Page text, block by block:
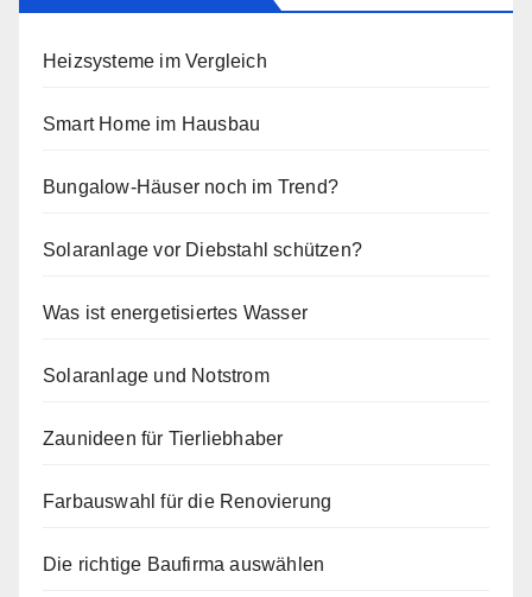
Heizsysteme im Vergleich
Smart Home im Hausbau
Bungalow-Häuser noch im Trend?
Solaranlage vor Diebstahl schützen?
Was ist energetisiertes Wasser
Solaranlage und Notstrom
Zaunideen für Tierliebhaber
Farbauswahl für die Renovierung
Die richtige Baufirma auswählen